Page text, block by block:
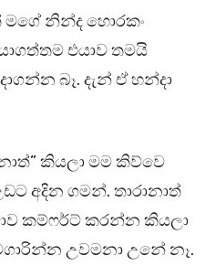
නින්ද හොරකං
එයාව තමයි
බෑ. දැන් ඒ හන්දා
කියලා මම කිව්වෙ
අදින ගමන්. තාරානාත්
කම්ෆර්ට් කරන්න කියලා
උවමනා උනේ නෑ.